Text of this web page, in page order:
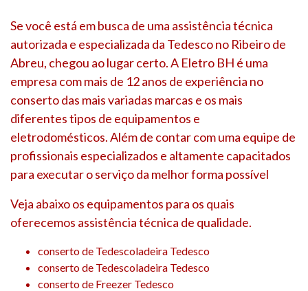
Se você está em busca de uma assistência técnica
autorizada e especializada da Tedesco no Ribeiro de
Abreu, chegou ao lugar certo. A Eletro BH é uma
empresa com mais de 12 anos de experiência no
conserto das mais variadas marcas e os mais
diferentes tipos de equipamentos e
eletrodomésticos. Além de contar com uma equipe de
profissionais especializados e altamente capacitados
para executar o serviço da melhor forma possível
Veja abaixo os equipamentos para os quais
oferecemos assistência técnica de qualidade.
conserto de Tedescoladeira Tedesco
conserto de Tedescoladeira Tedesco
conserto de Freezer Tedesco